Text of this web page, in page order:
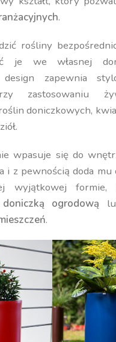
.
rośliny
je we własnej
design zapewnia
zastosowaniu
doniczkowych,
wpasuje się do
i z pewnością doda mu
wyjątkowej formie,
doniczką ogrodową
.